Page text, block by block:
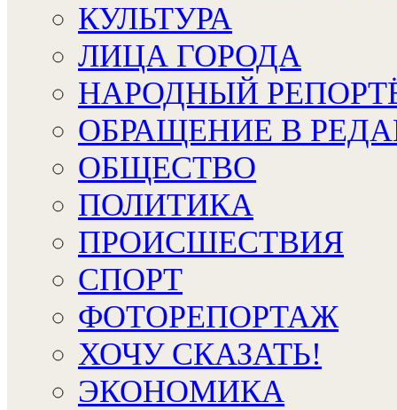
КУЛЬТУРА
ЛИЦА ГОРОДА
НАРОДНЫЙ
ОБРАЩЕНИЕ В
ОБЩЕСТВО
ПОЛИТИКА
ПРОИСШЕСТВИЯ
СПОРТ
ФОТОРЕПОРТАЖ
ХОЧУ СКАЗАТЬ!
ЭКОНОМИКА